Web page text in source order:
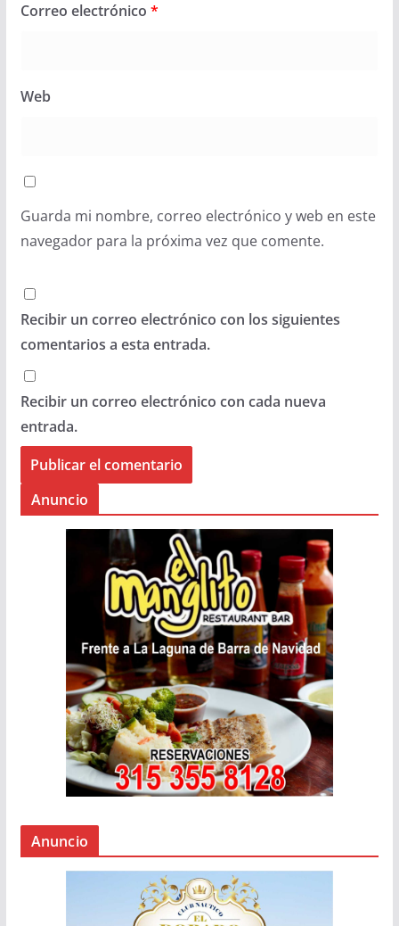
Correo electrónico *
Web
Guarda mi nombre, correo electrónico y web en este
navegador para la próxima vez que comente.
Recibir un correo electrónico con los siguientes
comentarios a esta entrada.
Recibir un correo electrónico con cada nueva
entrada.
Anuncio
Anuncio